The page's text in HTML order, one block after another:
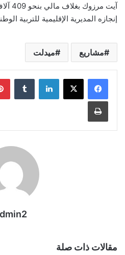
إنجازه المديرية الإقليمية للتربية
مشاريع ميدلت
لينكدإن
طباعة
مقالات ذات صلة